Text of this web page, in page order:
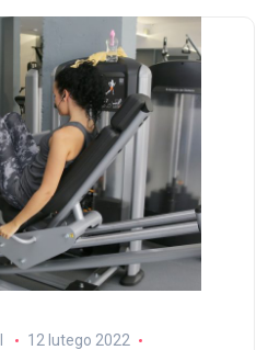
12 lutego 2022